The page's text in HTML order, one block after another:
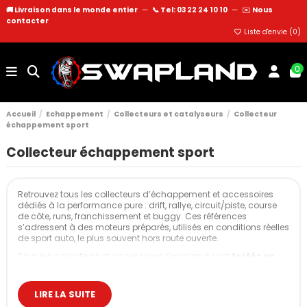
🚚 Livraison dans le monde entier — 📞 Tel: 03 22 24 10 10 — ✉️ Nous
contacter
Liste d'envie (0)
0
Accueil Echappement Collecteurs et catalyseurs
Collecteur
échappement sport
Collecteur échappement sport
Retrouvez tous les collecteurs d’échappement et accessoires
dédiés à la performance pure : drift, rallye, circuit/piste, course
de côte, runs, franchissement et buggy. Ces références
s’adressent à des moteurs préparés, utilisés en conditions réelles
de sport auto, le plus souvent hors route ouverte.
intensif.LIRE LA SUITE